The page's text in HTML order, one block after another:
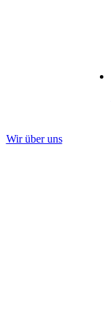
Wir über uns